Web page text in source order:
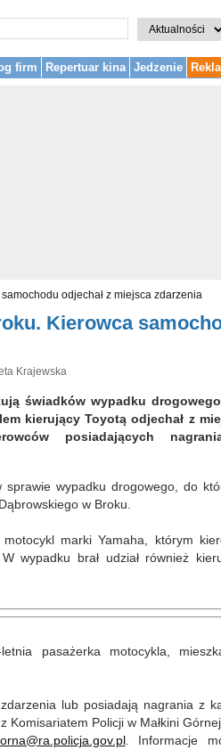
firm Repertuar kina Jedzenie
odjechał z miejsca zdarzenia
Kierowca
Krajewska
świadków wypadku
kierujący Toyotą odjechał z
posiadających
sprawie wypadku drogowego, do
w Broku.
marki Yamaha, którym
wypadku brał udział również
pasażerka motocykla,
lub posiadają nagrania z
Policji w Małkini
. Informacje